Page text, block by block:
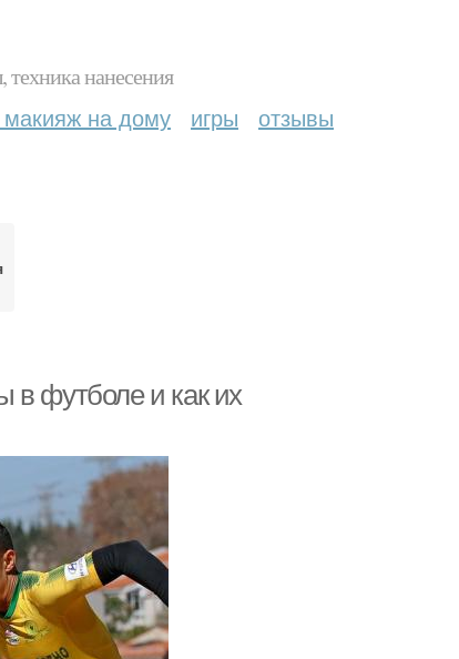
нанесения
макияж на дому игры отзывы
в футболе и как их